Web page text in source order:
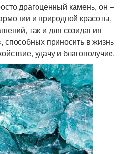
драгоценный камень, он –
и природной красоты,
так и для созидания
способных приносить в жизнь
удачу и благополучие.